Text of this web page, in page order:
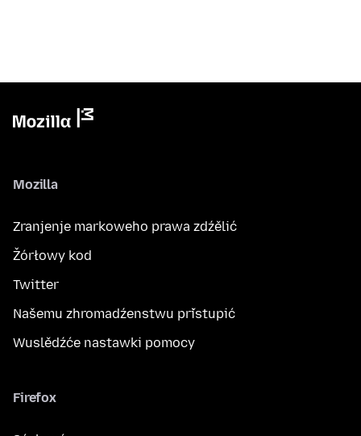
Mozilla
Zranjenje markoweho prawa zdźělić
Žórłowy kod
Twitter
Našemu zhromadźenstwu přistupić
Wuslědźće nastawki pomocy
Firefox